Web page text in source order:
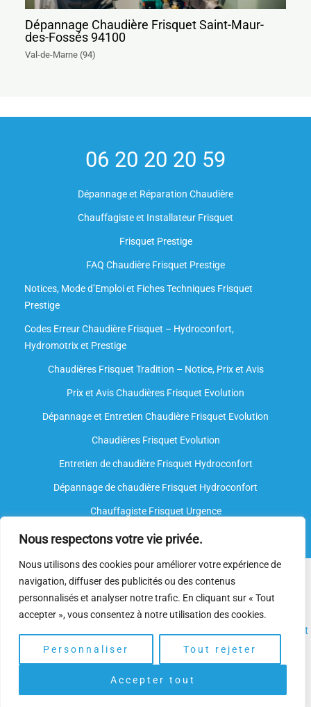
Nous respectons votre vie privée.
Nous utilisons des cookies pour améliorer votre expérience de
navigation, diffuser des publicités ou des contenus
personnalisés et analyser notre trafic. En cliquant sur « Tout
accepter », vous consentez à notre utilisation des cookies.
Personnaliser Tout rejeter
Accepter tout
Dépannage Chaudière Frisquet Saint-Maur-
des-Fossés 94100
Val-de-Marne (94)
06 20 20 20 59
Dépannage et Réparation Chaudière
Chauffagiste et Installateur Frisquet
Frisquet Prestige
FAQ Chaudière Frisquet Prestige
Notices, Mode d’Emploi et Fiches Techniques Frisquet
Prestige
Codes Erreur Chaudière Frisquet – Hydroconfort,
Hydromotrix et Prestige
Chaudières Frisquet Tradition – Notice, Prix et Avis
Prix et Avis Chaudières Frisquet Evolution
Dépannage et Entretien Chaudière Frisquet Evolution​
Chaudières Frisquet Evolution
Entretien de chaudière Frisquet Hydroconfort
Dépannage de chaudière Frisquet Hydroconfort
Chauffagiste Frisquet Urgence
Nous intervenons sur toutes les marques de chauffe-eau, mais
nous ne sommespas agréés par le fabricant. Nosplombiers
spécialisésdisposent néanmoins de l’expertise et des
et
le
dépannage.
Copyright © 2025 | Depannage Chaudiere. Gaz Frisquet